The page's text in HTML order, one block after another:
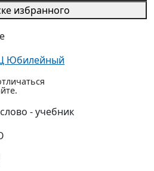
избранного
Юбилейный
- учебник